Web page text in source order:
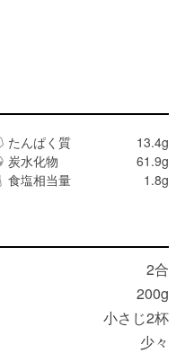
たんぱく質
13.4g
炭水化物
61.9g
食塩相当量 1.8g
2合
200g
小さじ2杯
少々